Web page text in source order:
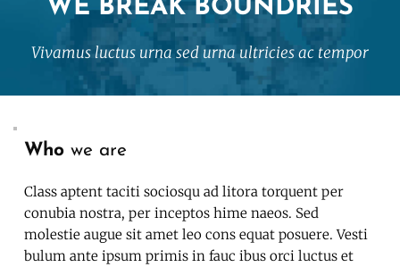
WE BREAK BOUNDRIES
Vivamus luctus urna sed urna ultricies ac tempor
Who we are
Class aptent taciti sociosqu ad litora torquent per
conubia nostra, per inceptos hime naeos. Sed
molestie augue sit amet leo cons equat posuere. Vesti
bulum ante ipsum primis in fauc ibus orci luctus et